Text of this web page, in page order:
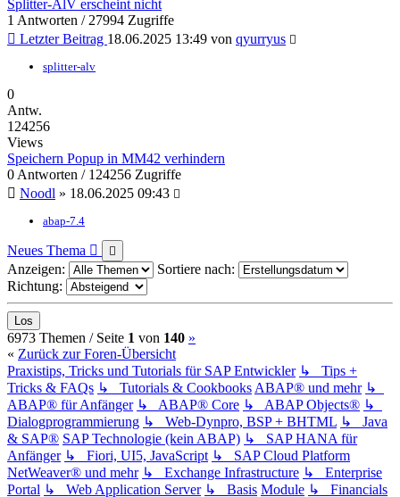
Splitter-AlV erscheint nicht
1 Antworten / 27994 Zugriffe
Letzter Beitrag 18.06.2025 13:49 von qyurryus
splitter-alv
0
Antw.
124256
Views
Speichern Popup in MM42 verhindern
0 Antworten / 124256 Zugriffe
Noodl » 18.06.2025 09:43
abap-7.4
Neues Thema
Anzeigen:
Sortiere nach:
Richtung:
6973 Themen / Seite 1 von 140 (current)
»
« Zurück zur Foren-Übersicht
Praxistips, Tricks und Tutorials für SAP Entwickler ↳ Tips +
Tricks & FAQs ↳ Tutorials & Cookbooks ABAP® und mehr ↳
ABAP® für Anfänger ↳ ABAP® Core ↳ ABAP Objects® ↳
Dialogprogrammierung ↳ Web-Dynpro, BSP + BHTML ↳ Java
& SAP® SAP Technologie (kein ABAP) ↳ SAP HANA für
Anfänger ↳ Fiori, UI5, JavaScript ↳ SAP Cloud Platform
NetWeaver® und mehr ↳ Exchange Infrastructure ↳ Enterprise
Portal ↳ Web Application Server ↳ Basis Module ↳ Financials